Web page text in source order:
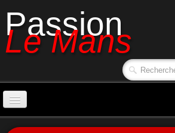
Passion
Le Mans
Accueil